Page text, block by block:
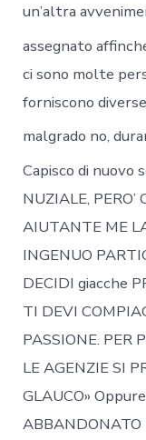
un’altra
assegnato
ci sono molte
forniscono
malgrado no,
Capisco di nuovo
NUZIALE,
AIUTANTE ME
INGENUO
DECIDI giacche
TI DEVI
PASSIONE. PER
LE AGENZIE SI
GLAUCO»
ABBANDONATO